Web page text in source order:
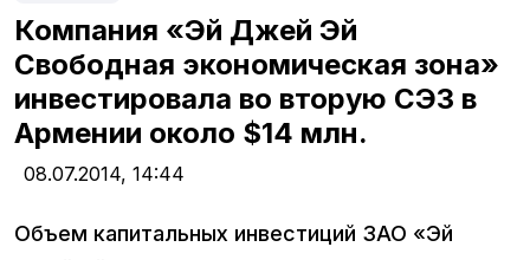
Компания «Эй Джей Эй
Свободная экономическая зона»
инвестировала во вторую СЭЗ в
Армении около $14 млн.
08.07.2014, 14:44
Объем капитальных инвестиций ЗАО «Эй